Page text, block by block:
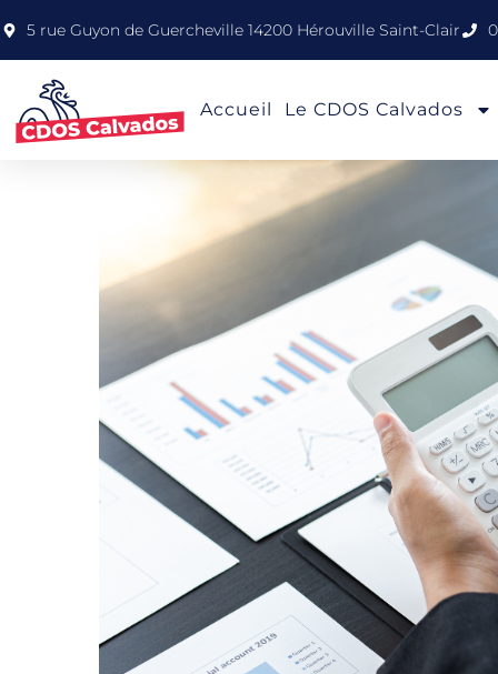
5 rue Guyon de Guercheville 14200 Hérouville Saint-Clair
Accueil Le CDOS Calvados